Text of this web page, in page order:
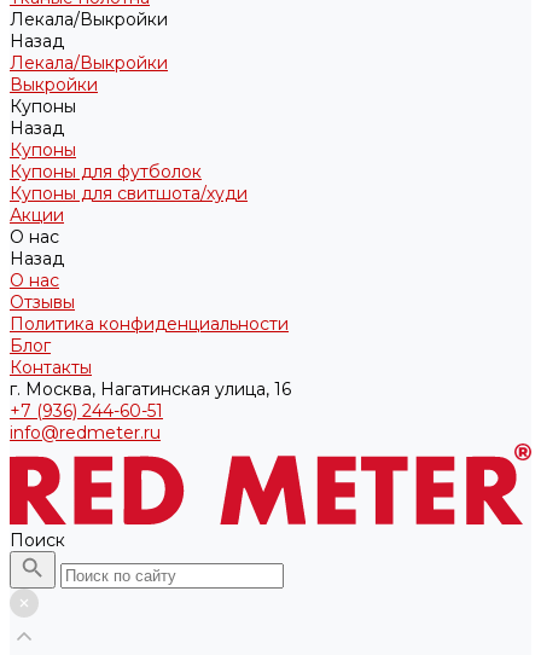
Лекала/Выкройки
Назад
Лекала/Выкройки
Выкройки
Купоны
Назад
Купоны
Купоны для футболок
Купоны для свитшота/худи
Акции
О нас
Назад
О нас
Отзывы
Политика конфиденциальности
Блог
Контакты
г. Москва, Нагатинская улица, 16
+7 (936) 244-60-51
info@redmeter.ru
Поиск